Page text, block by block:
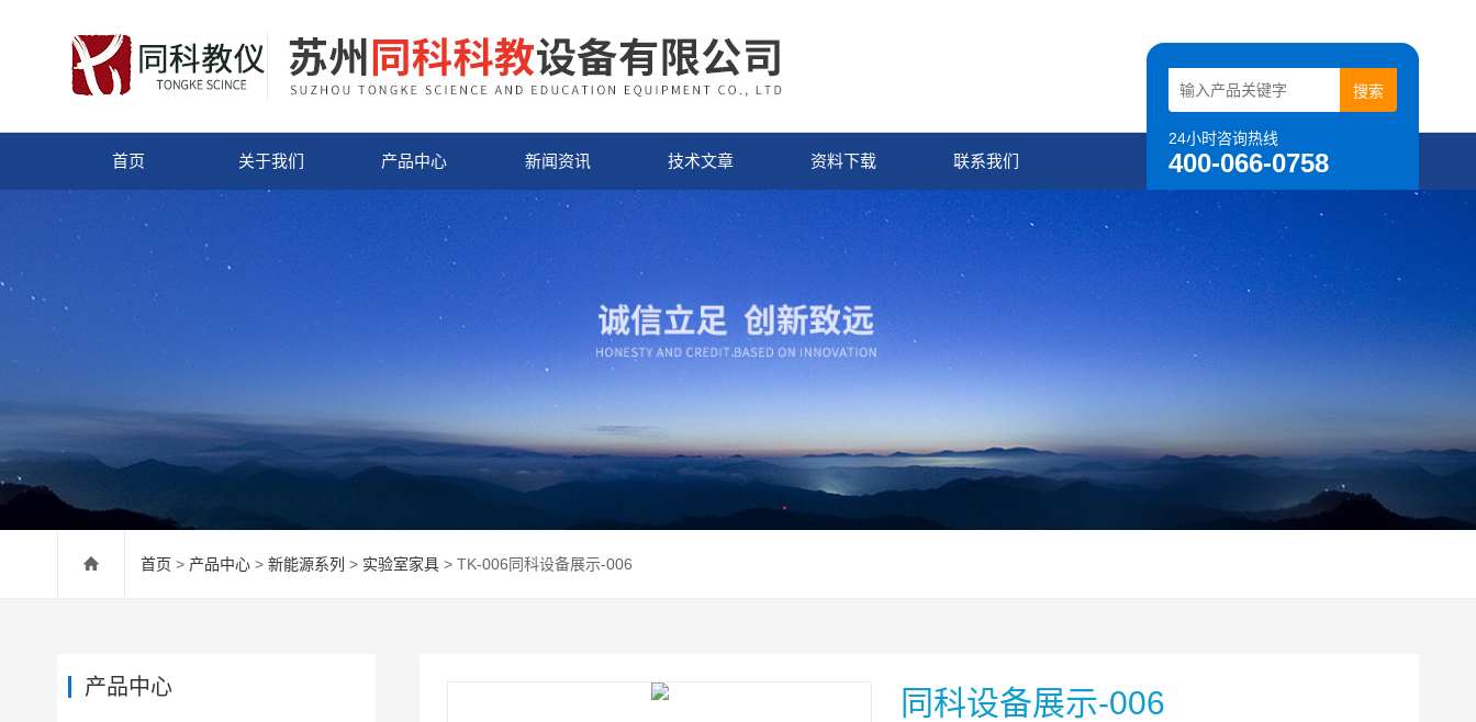
24小时咨询热线
400-066-0758
首页 关于我们 产品中心 新闻资讯 技术文章 资料下载 联系我们
首页 > 产品中心 > 新能源系列 > 实验室家具 > TK-006同科设备展示-006
同科设备展示-006
产品中心